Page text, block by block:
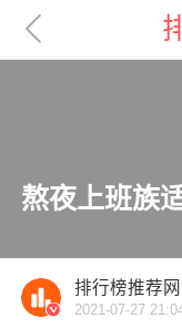

熬夜上班族

排行榜推荐网
2021-07-27